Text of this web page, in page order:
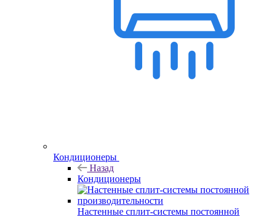
Кондиционеры
Назад
Кондиционеры
Настенные сплит-системы постоянной